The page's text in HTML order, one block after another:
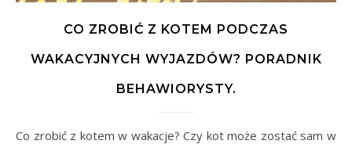
CO ZROBIĆ Z KOTEM PODCZAS
WAKACYJNYCH WYJAZDÓW? PORADNIK
BEHAWIORYSTY.
Co zrobić z kotem w wakacje? Czy kot może zostać sam w